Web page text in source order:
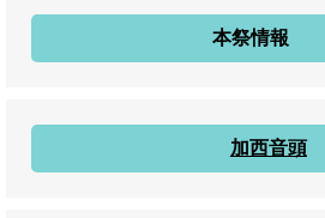
本祭情報
加西音頭